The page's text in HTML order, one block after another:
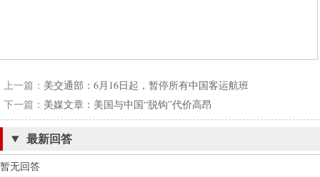
上一篇： 美交通部：6月16日起，暂停所有中国客运航班
下一篇： 美媒文章：美国与中国“脱钩”代价高昂
最新回答
暂无回答